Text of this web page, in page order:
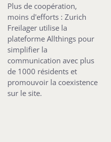
Plus de coopération,
moins d'efforts : Zurich
Freilager utilise la
plateforme Allthings pour
simplifier la
communication avec plus
de 1000 résidents et
promouvoir la coexistence
sur le site.